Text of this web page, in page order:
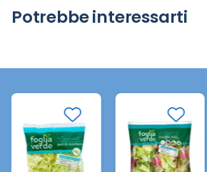
Potrebbe interessarti